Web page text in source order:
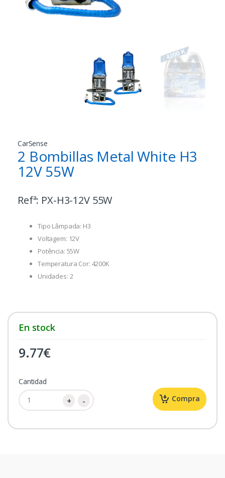
CarSense
2 Bombillas Metal White H3
12V 55W
Refª: PX-H3-12V 55W
Tipo Lâmpada: H3
Voltagem: 12V
Potência: 55W
Temperatura Cor: 4200K
Unidades: 2
En stock
9.77€
Cantidad
Compra